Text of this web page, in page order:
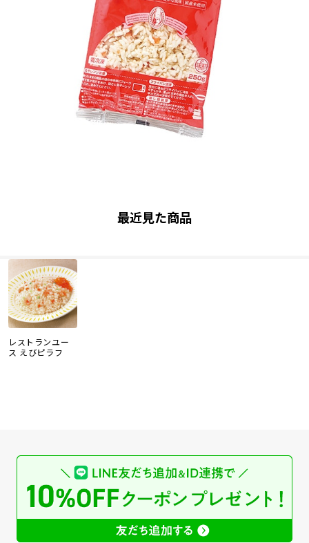
最近見た商品
レストランユー
ス えびピラフ